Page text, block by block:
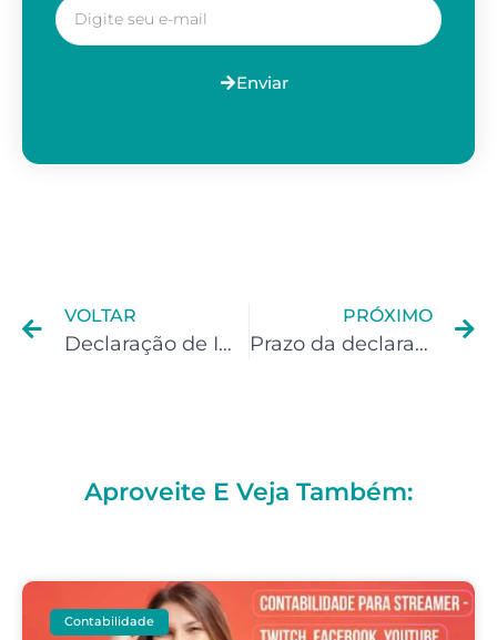
Enviar
VOLTAR
Declaração de Imposto de Renda em Duque de Caxias: Como evitar cair na malha fina ?
PRÓXIMO
Prazo da declaração de IR: Como se organizar em Duque de Caxias para não pagar multa ?
Aproveite E Veja Também:
Contabilidade